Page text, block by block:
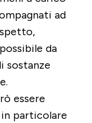
ad
da
sostanze
essere
in particolare